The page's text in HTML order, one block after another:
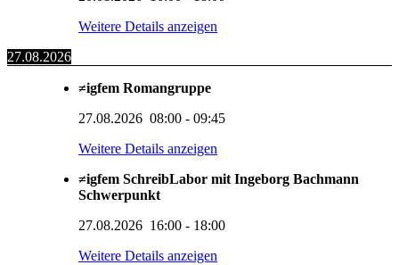
Weitere Details anzeigen
27.08.2026
≠igfem Romangruppe
27.08.2026 08:00 - 09:45
Weitere Details anzeigen
≠igfem SchreibLabor mit Ingeborg Bachmann
Schwerpunkt
27.08.2026 16:00 - 18:00
Weitere Details anzeigen